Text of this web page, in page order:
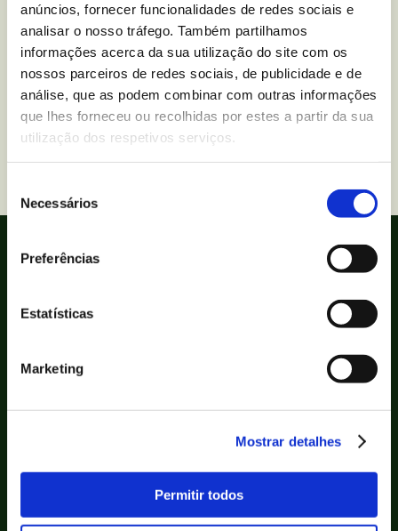
anúncios, fornecer funcionalidades de redes sociais e
analisar o nosso tráfego. Também partilhamos
informações acerca da sua utilização do site com os
nossos parceiros de redes sociais, de publicidade e de
análise, que as podem combinar com outras informações
que lhes forneceu ou recolhidas por estes a partir da sua
utilização dos respetivos serviços.
Necessários
Preferências
Estatísticas
Marketing
Mostrar detalhes
Permitir todos
Mensaje enviado con éxito
Muchas gracias por contactar. Tu opinión es
muy importante para nosotros.
Volver a contacto